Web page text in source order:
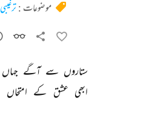
موضوعات :ترغیبی
ستاروں سے آگے جہاں
ابھی عشق کے امتحاں